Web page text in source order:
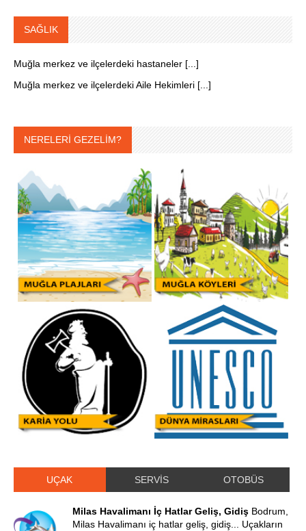
SAĞLIK
Muğla merkez ve ilçelerdeki hastaneler [...]
Muğla merkez ve ilçelerdeki Aile Hekimleri [...]
NERELERİ GEZELİM?
UÇAK SERVİS OTOBÜS
Milas Havalimanı İç Hatlar Geliş, Gidiş Bodrum,
Milas Havalimanı iç hatlar geliş, gidiş... Uçakların